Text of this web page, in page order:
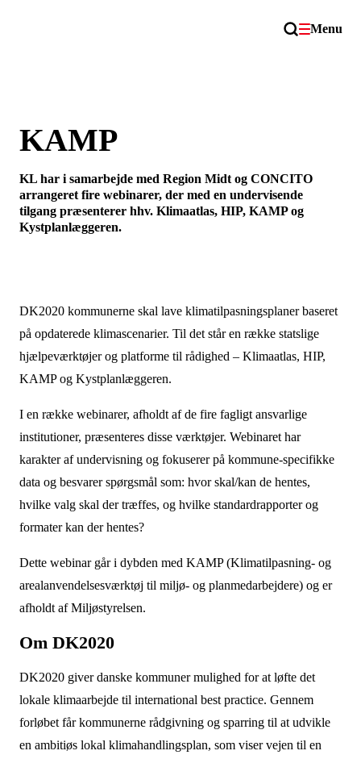
Menu
KAMP
KL har i samarbejde med Region Midt og CONCITO
arrangeret fire webinarer, der med en undervisende
tilgang præsenterer hhv. Klimaatlas, HIP, KAMP og
Kystplanlæggeren.
DK2020 kommunerne skal lave klimatilpasningsplaner baseret
på opdaterede klimascenarier. Til det står en række statslige
hjælpeværktøjer og platforme til rådighed – Klimaatlas, HIP,
KAMP og Kystplanlæggeren.
I en række webinarer, afholdt af de fire fagligt ansvarlige
institutioner, præsenteres disse værktøjer. Webinaret har
karakter af undervisning og fokuserer på kommune-specifikke
data og besvarer spørgsmål som: hvor skal/kan de hentes,
hvilke valg skal der træffes, og hvilke standardrapporter og
formater kan der hentes?
Dette webinar går i dybden med KAMP (Klimatilpasning- og
arealanvendelsesværktøj til miljø- og planmedarbejdere) og er
afholdt af Miljøstyrelsen.
Om DK2020
DK2020 giver danske kommuner mulighed for at løfte det
lokale klimaarbejde til international best practice. Gennem
forløbet får kommunerne rådgivning og sparring til at udvikle
en ambitiøs lokal klimahandlingsplan, som viser vejen til en